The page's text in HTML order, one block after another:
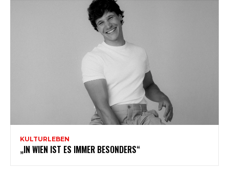
KULTURLEBEN
„IN WIEN IST ES IMMER BESONDERS“